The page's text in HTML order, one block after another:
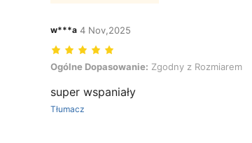
w***a 4 Nov,2025
Ogólne Dopasowanie: Zgodny z Rozmiarem, Kolor:
Ogólne Dopasowanie: Zgodny z Rozmiarem
super wspaniały
Tłumacz